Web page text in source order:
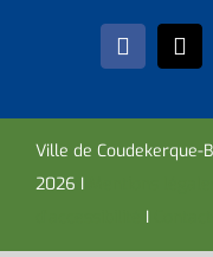
Ville de
2026 I
I